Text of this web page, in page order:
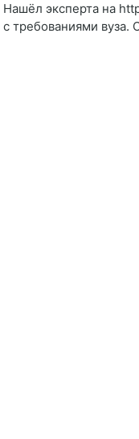
эксперта на
требованиями вуза.